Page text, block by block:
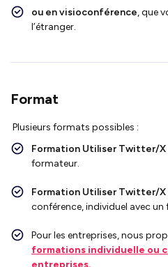
ou en visioconférence, que
l’étranger.
Format
Plusieurs formats possibles :
Formation Utiliser Twitter/X
formateur.
Formation Utiliser Twitter/X
conférence, individuel avec
Pour les entreprises, nous
formations individuelle ou
entreprises.